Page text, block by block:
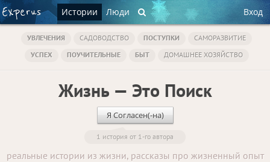
Истории Люди Вход
УВЛЕЧЕНИЯ САДОВОДСТВО ПОСТУПКИ
САМОРАЗВИТИЕ
УСПЕХ
ПОУЧИТЕЛЬНЫЕ БЫТ ДОМАШНЕЕ ХОЗЯЙСТВО
Жизнь — Это Поиск
Я Согласен(-на)
1 история от 1-го автора
реальные истории из жизни, рассказы про жизненный опыт